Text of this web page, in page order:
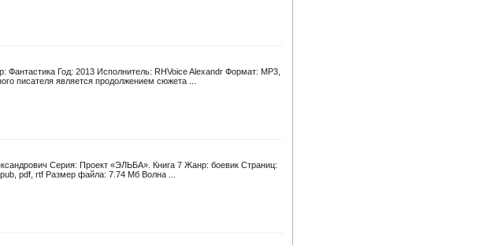
Год: 2013 Исполнитель: RHVoice Alexandr Формат: MP3,
писателя является продолжением сюжета ...
Серия: Проект «ЭЛЬБА». Книга 7 Жанр: боевик Страниц:
pdf, rtf Размер файла: 7.74 Мб Волна ...